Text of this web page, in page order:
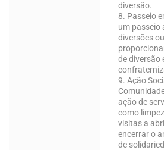
diversão.
8. Passeio
um passeio
diversões
de diversão
9. Ação
ação de
como
visitas a
encerrar o
de